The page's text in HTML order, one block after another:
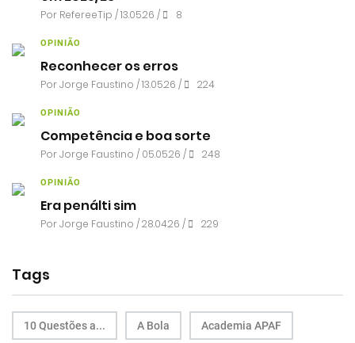
Por RefereeTip / 13.05.26 / 8
OPINIÃO
Reconhecer os erros
PorJorge Faustino / 13.05.26 / 224
OPINIÃO
Competência e boa sorte
PorJorge Faustino / 05.05.26 / 248
OPINIÃO
Era penálti sim
PorJorge Faustino / 28.04.26 / 229
Tags
10 Questões a... A Bola Academia APAF